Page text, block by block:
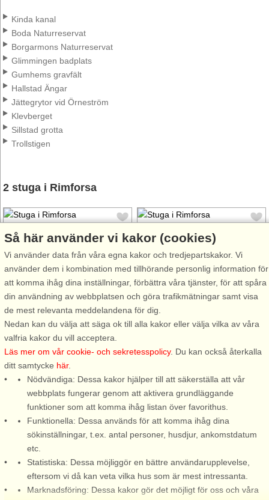
Kinda kanal
Boda Naturreservat
Borgarmons Naturreservat
Glimmingen badplats
Gumhems gravfält
Hallstad Ängar
Jättegrytor vid Örneström
Klevberget
Sillstad grotta
Trollstigen
2 stuga i Rimforsa
Rimforsa
2 personer, 25 m²
175 m till sjö/hav:.
Detta fina hus ligger på landet
som flygelbyggnad till ägarens
hus. Huset är byggt 2010 och
mycket fräscht med öppen
planlösning med pentry,
vardagsrum/sovrum och ett
stort badrum. Utanför en mysig
liten ...
från 3.538 SEK
Stugnr: 48562
Rimforsa
6 personer, 80 m²
15 m till sjö/hav:.
Här bor ni med ett vackert läge
bara 20 km utanför Kisa.
Stugan har ett nytt kök som
ligger i öppen planlösning med
allrummet. Från både köket
och matplatsen har ni fin
från 15.961 SEK
Så här använder vi kakor (cookies)
Vi använder data från våra egna kakor och tredjepartskakor. Vi
använder dem i kombination med tillhörande personlig information för
att komma ihåg dina inställningar, förbättra våra tjänster, för att spåra
din användning av webbplatsen och göra trafikmätningar samt visa
de mest relevanta meddelandena för dig.
Nedan kan du välja att säga ok till alla kakor eller välja vilka av våra
valfria kakor du vill acceptera.
Läs mer om vår cookie- och sekretesspolicy. Du kan också återkalla
ditt samtycke här.
Nödvändiga: Dessa kakor hjälper till att säkerställa att vår
webbplats fungerar genom att aktivera grundläggande
funktioner som att komma ihåg listan över favorithus.
Funktionella: Dessa används för att komma ihåg dina
sökinställningar, t.ex. antal personer, husdjur, ankomstdatum
etc.
Statistiska: Dessa möjliggör en bättre användarupplevelse,
eftersom vi då kan veta vilka hus som är mest intressanta.
Marknadsföring: Dessa kakor gör det möjligt för oss och våra